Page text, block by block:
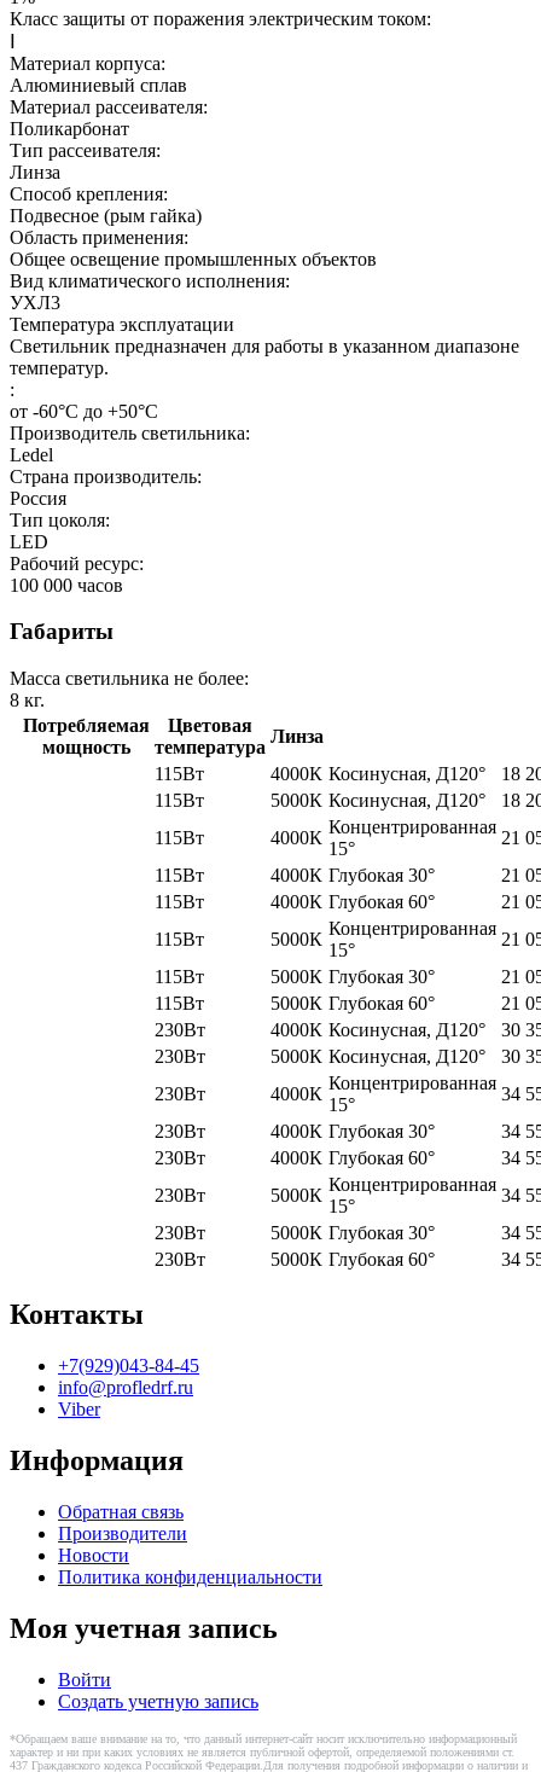
Класс защиты от поражения электрическим током:
Материал корпуса:
Алюминиевый сплав
Материал рассеивателя:
Поликарбонат
Тип рассеивателя:
Линза
Способ крепления:
Подвесное (рым гайка)
Область применения:
Общее освещение промышленных объектов
Вид климатического исполнения:
УХЛ3
Температура эксплуатации
Светильник предназначен для работы в указанном диапазоне
температур.
:
от -60°С до +50°С
Производитель светильника:
Ledel
Страна производитель:
Россия
Тип цоколя:
LED
Рабочий ресурс:
100 000 часов
Габариты
Масса светильника не более:
8 кг.
Потребляемая
мощность
Цветовая
температура
Линза
115Вт
4000К Косинусная, Д120°
18
115Вт
5000К Косинусная, Д120°
18
115Вт
4000К
Концентрированная
15°
21
115Вт
4000К Глубокая 30°
21
115Вт
4000К Глубокая 60°
21
115Вт
5000К
Концентрированная
15°
21
115Вт
5000К Глубокая 30°
21
115Вт
5000К Глубокая 60°
21
230Вт
4000К Косинусная, Д120°
30
230Вт
5000К Косинусная, Д120°
30
230Вт
4000К
Концентрированная
15°
34
230Вт
4000К Глубокая 30°
34
230Вт
4000К Глубокая 60°
34
230Вт
5000К
Концентрированная
15°
34
230Вт
5000К Глубокая 30°
34
230Вт
5000К Глубокая 60° 34
Контакты
+7(929)043-84-45
info@profledrf.ru
Viber
Информация
Обратная связь
Производители
Новости
Политика конфиденциальности
Моя учетная запись
Войти
Создать учетную запись
*Обращаем ваше внимание на то, что данный интернет-сайт носит исключительно информационный
характер и ни при каких условиях не является публичной офертой, определяемой положениями ст.
437 Гражданского кодекса Российской Федерации.Для получения подробной информации о наличии и